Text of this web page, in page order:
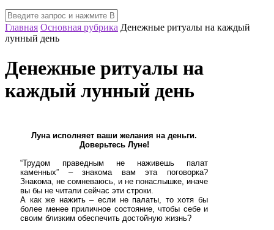
Главная Основная рубрика Денежные ритуалы на каждый
лунный день
Денежные ритуалы на
каждый лунный день
Луна исполняет ваши желания на деньги.
Доверьтесь Луне!
“Трудом праведным не наживешь палат
каменных” – знакома вам эта поговорка?
Знакома, не сомневаюсь, и не понаслышке, иначе
вы бы не читали сейчас эти строки.
А как же нажить – если не палаты, то хотя бы
более менее приличное состояние, чтобы себе и
своим близким обеспечить достойную жизнь?